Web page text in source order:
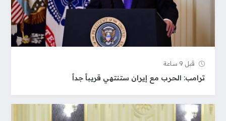
قبل 9 ساعة
ترامب: الحرب مع إيران ستنتهي قريباً جداً